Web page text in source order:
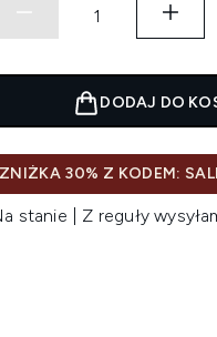
DODAJ DO
ZNIŻKA 30% Z KODEM:
stanie | Z reguły